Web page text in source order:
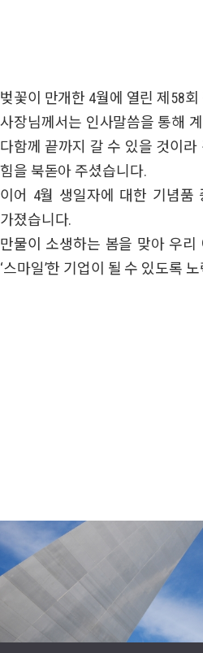
벚꽃이 만개한 4월에 열린 제58
사장님께서는 인사말씀을 통해
다함께 끝까지 갈 수 있을 것이
힘을 북돋아 주셨습니다.
이어 4월 생일자에 대한 기념품
가졌습니다.
만물이 소생하는 봄을 맞아 우
‘스마일’한 기업이 될 수 있도록